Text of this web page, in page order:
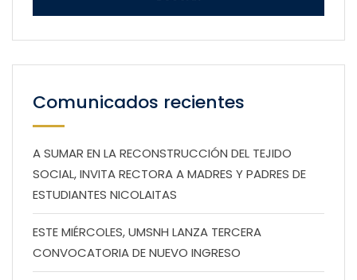
Comunicados recientes
A SUMAR EN LA RECONSTRUCCIÓN DEL TEJIDO
SOCIAL, INVITA RECTORA A MADRES Y PADRES DE
ESTUDIANTES NICOLAITAS
ESTE MIÉRCOLES, UMSNH LANZA TERCERA
CONVOCATORIA DE NUEVO INGRESO